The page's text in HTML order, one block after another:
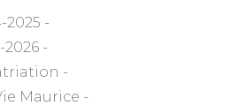
2025
2026
Maurice